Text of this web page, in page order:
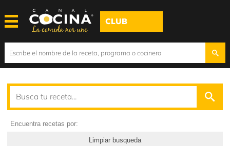
CLUB
Encuentra recetas por:
Limpiar busqueda